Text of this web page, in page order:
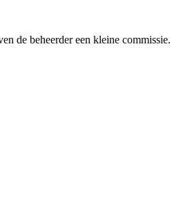
de beheerder een kleine commissie.